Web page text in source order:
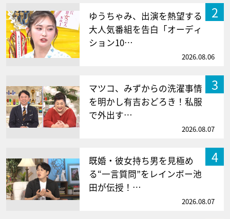
2
ゆうちゃみ、出演を熱望する
大人気番組を告白「オーディ
ション10…
2026.08.06
3
マツコ、みずからの洗濯事情
を明かし有吉おどろき！私服
で外出す…
2026.08.07
4
既婚・彼女持ち男を見極め
る“一言質問”をレインボー池
田が伝授！…
2026.08.07